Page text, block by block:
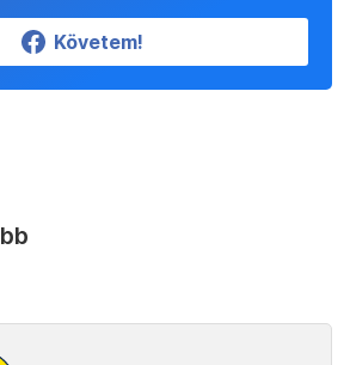
Követem!